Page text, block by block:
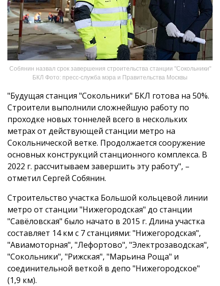
Собянин назвал срок завершения строительства станции "Сокольники"
БКЛ Фото: пресс-служба мэра и Правительства Москвы
"Будущая станция "Сокольники" БКЛ готова на 50%.
Строители выполнили сложнейшую работу по
проходке новых тоннелей всего в нескольких
метрах от действующей станции метро на
Сокольнической ветке. Продолжается сооружение
основных конструкций станционного комплекса. В
2022 г. рассчитываем завершить эту работу", –
отметил Сергей Собянин.
Строительство участка Большой кольцевой линии
метро от станции "Нижегородская" до станции
"Савёловская" было начато в 2015 г. Длина участка
составляет 14 км с 7 станциями: "Нижегородская",
"Авиамоторная", "Лефортово", "Электрозаводская",
"Сокольники", "Рижская", "Марьина Роща" и
соединительной веткой в депо "Нижегородское"
(1,9 км).